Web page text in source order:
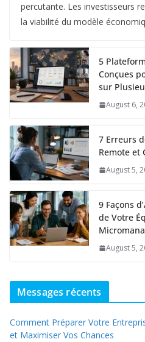
percutante. Les investisseurs
la viabilité du modèle
5
Conçues
sur
August 6,
7 Erreurs
Remote et
August 5,
9 Façons
de Votre
August 5,
Messages récents
Comment Préparer Votre
et Maximiser Vos Chances